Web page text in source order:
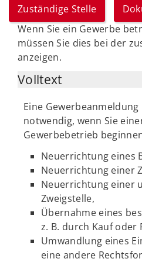
Zuständige Stelle
Wenn Sie ein Gewerbe
müssen Sie dies bei der
anzeigen.
Volltext
Eine
notwendig, wenn Sie
Gewerbebetrieb
Neuerrichtung eines
Neuerrichtung einer
Neuerrichtung einer
Zweigstelle,
Übernahme eines
z. B. durch Kauf oder
Umwandlung eines
eine andere